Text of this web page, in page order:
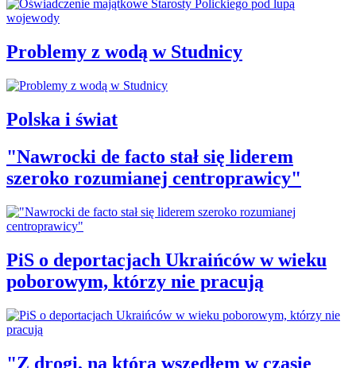
Problemy z wodą w Studnicy
Polska i świat
"Nawrocki de facto stał się liderem
szeroko rozumianej centroprawicy"
PiS o deportacjach Ukraińców w wieku
poborowym, którzy nie pracują
"Z drogi, na którą wszedłem w czasie